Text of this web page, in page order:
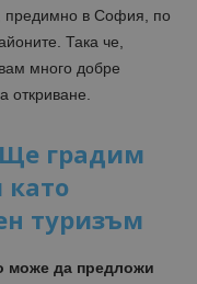
предимно в София, по
Така че,
много добре
откриване.
градим
туризъм
може да предложи